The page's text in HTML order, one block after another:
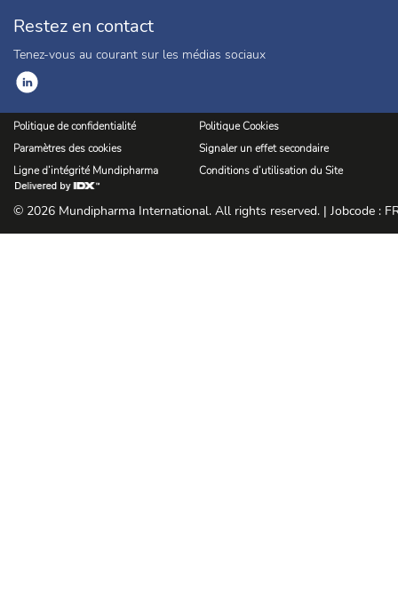
Restez en contact
Tenez-vous au courant sur les médias sociaux
Politique de confidentialité
Politique Cookies
Paramètres des cookies
Signaler un effet secondaire
Ligne d’intégrité Mundipharma
Conditions d’utilisation du Site
© 2026 Mundipharma International. All rights reserved. | Jobcode :